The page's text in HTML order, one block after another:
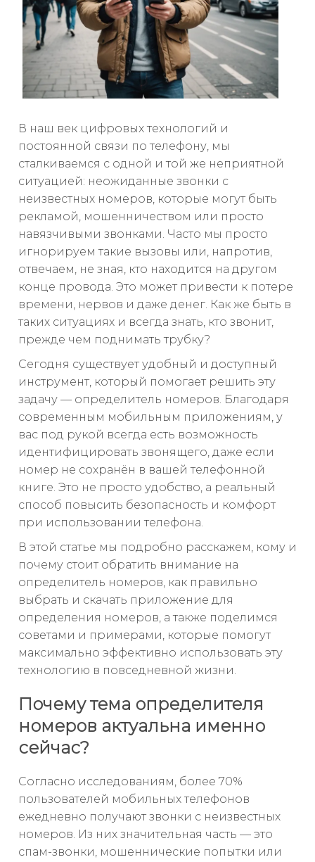
В наш век цифровых технологий и
постоянной связи по телефону, мы
сталкиваемся с одной и той же неприятной
ситуацией: неожиданные звонки с
неизвестных номеров, которые могут быть
рекламой, мошенничеством или просто
навязчивыми звонками. Часто мы просто
игнорируем такие вызовы или, напротив,
отвечаем, не зная, кто находится на другом
конце провода. Это может привести к потере
времени, нервов и даже денег. Как же быть в
таких ситуациях и всегда знать, кто звонит,
прежде чем поднимать трубку?
Сегодня существует удобный и доступный
инструмент, который помогает решить эту
задачу — определитель номеров. Благодаря
современным мобильным приложениям, у
вас под рукой всегда есть возможность
идентифицировать звонящего, даже если
номер не сохранён в вашей телефонной
книге. Это не просто удобство, а реальный
способ повысить безопасность и комфорт
при использовании телефона.
В этой статье мы подробно расскажем, кому и
почему стоит обратить внимание на
определитель номеров, как правильно
выбрать и скачать приложение для
определения номеров, а также поделимся
советами и примерами, которые помогут
максимально эффективно использовать эту
технологию в повседневной жизни.
Почему тема определителя
номеров актуальна именно
сейчас?
Согласно исследованиям, более 70%
пользователей мобильных телефонов
ежедневно получают звонки с неизвестных
номеров. Из них значительная часть — это
спам-звонки, мошеннические попытки или